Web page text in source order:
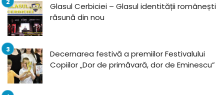
Glasul Cerbiciei – Glasul identității românești
răsună din nou
Decernarea festivă a premiilor Festivalului
Copiilor „Dor de primăvară, dor de Eminescu”